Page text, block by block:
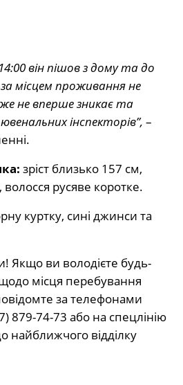
він пішов з дому та до
місцем проживання не
не вперше зникає та
інспекторів”, –
зріст близько 157 см,
волосся русяве коротке.
куртку, сині джинси та
Якщо ви володієте будь-
місця перебування
за телефонами
879-74-73 або на спецлінію
найближчого відділку